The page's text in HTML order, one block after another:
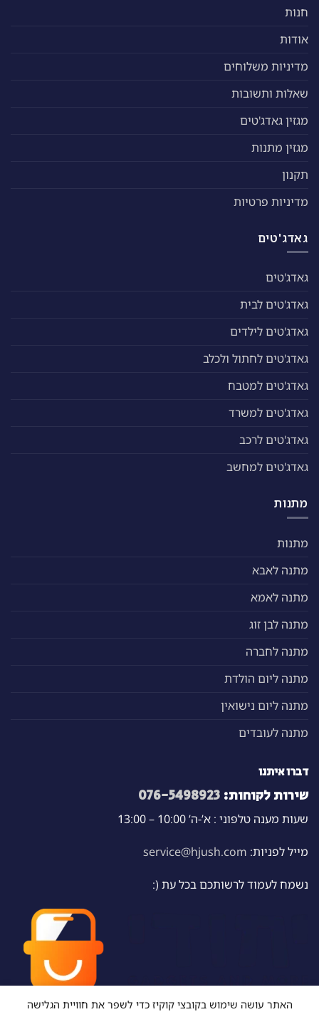
חנות
אודות
מדיניות משלוחים
שאלות ותשובות
מגזין גאדג'טים
מגזין מתנות
תקנון
מדיניות פרטיות
גאדג'טים
גאדג'טים
גאדג'טים לבית
גאדג'טים לילדים
גאדג'טים לחתול ולכלב
גאדג'טים למטבח
גאדג'טים למשרד
גאדג'טים לרכב
גאדג'טים למחשב
מתנות
מתנות
מתנה לאבא
מתנה לאמא
מתנה לבן זוג
מתנה לחברה
מתנה ליום הולדת
מתנה ליום נישואין
מתנה לעובדים
דברו איתנו
שירות לקוחות: 076-5498923
שעות מענה טלפוני : א’-ה’ 10:00 – 13:00
מייל לפניות: service@hjush.com
נשמח לעמוד לרשותכם בכל עת (:
האתר עושה שימוש בקובצי קוקיז כדי לשפר את חוויית הגלישה